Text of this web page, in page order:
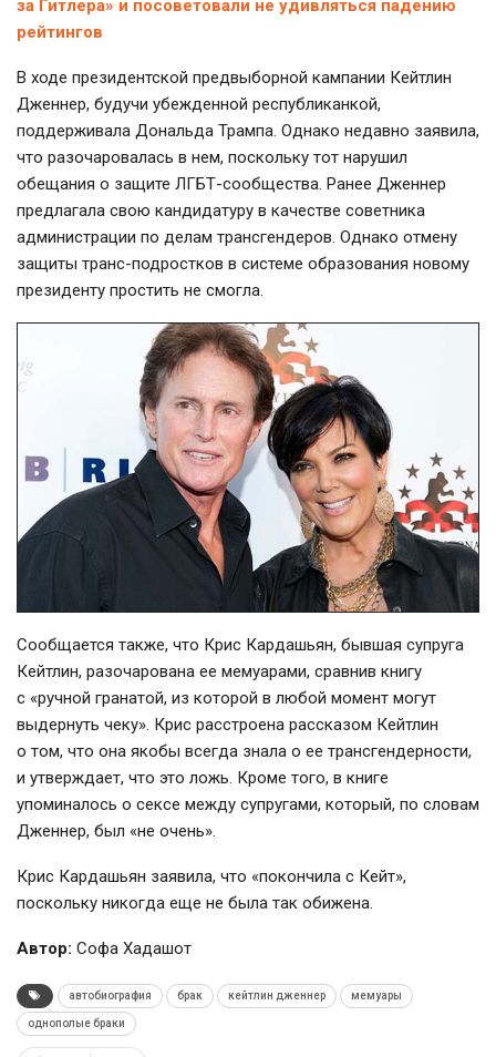
за Гитлера» и посоветовали не удивляться падению
рейтингов
В ходе президентской предвыборной кампании Кейтлин
Дженнер, будучи убежденной республиканкой,
поддерживала Дональда Трампа. Однако недавно заявила,
что разочаровалась в нем, поскольку тот нарушил
обещания о защите ЛГБТ-сообщества. Ранее Дженнер
предлагала свою кандидатуру в качестве советника
администрации по делам трансгендеров. Однако отмену
защиты транс-подростков в системе образования новому
президенту простить не смогла.
Сообщается также, что Крис Кардашьян, бывшая супруга
Кейтлин, разочарована ее мемуарами, сравнив книгу
с «ручной гранатой, из которой в любой момент могут
выдернуть чеку». Крис расстроена рассказом Кейтлин
о том, что она якобы всегда знала о ее трансгендерности,
и утверждает, что это ложь. Кроме того, в книге
упоминалось о сексе между супругами, который, по словам
Дженнер, был «не очень».
Крис Кардашьян заявила, что «покончила с Кейт»,
поскольку никогда еще не была так обижена.
Автор: Софа Хадашот
автобиография брак кейтлин дженнер мемуары
однополые браки